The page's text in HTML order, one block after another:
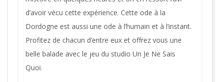
d’avoir vécu cette expérience. Cette ode à la
Dordogne est aussi une ode à l’humain et à l’instant.
Profitez de chacun d’entre eux et offrez vous une
belle balade avec le jeu du studio Un Je Ne Sais
Quoi.